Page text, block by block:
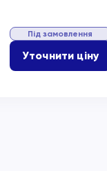
Під замовлення
Уточнити ціну